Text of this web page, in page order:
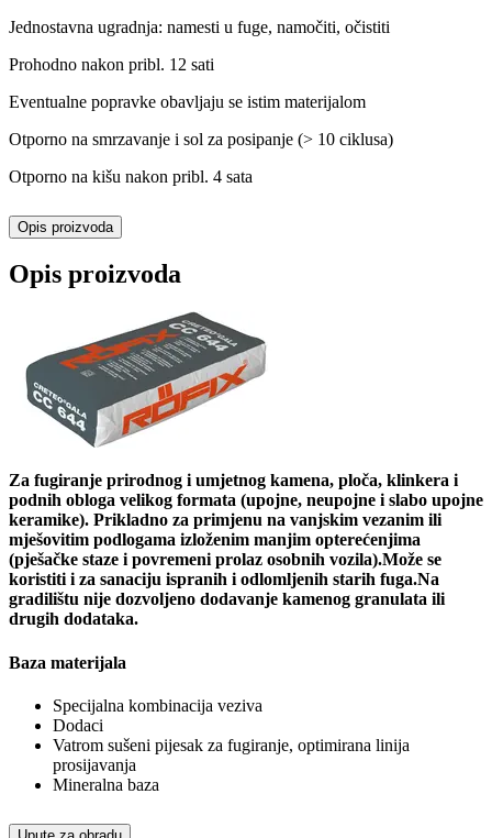
Jednostavna ugradnja: namesti u fuge, namočiti, očistiti
Prohodno nakon pribl. 12 sati
Eventualne popravke obavljaju se istim materijalom
Otporno na smrzavanje i sol za posipanje (> 10 ciklusa)
Otporno na kišu nakon pribl. 4 sata
Opis proizvoda
Opis proizvoda
Za fugiranje prirodnog i umjetnog kamena, ploča, klinkera i
podnih obloga velikog formata (upojne, neupojne i slabo upojne
keramike). Prikladno za primjenu na vanjskim vezanim ili
mješovitim podlogama izloženim manjim opterećenjima
(pješačke staze i povremeni prolaz osobnih vozila).Može se
koristiti i za sanaciju ispranih i odlomljenih starih fuga.Na
gradilištu nije dozvoljeno dodavanje kamenog granulata ili
drugih dodataka.
Baza materijala
Specijalna kombinacija veziva
Dodaci
Vatrom sušeni pijesak za fugiranje, optimirana linija
prosijavanja
Mineralna baza